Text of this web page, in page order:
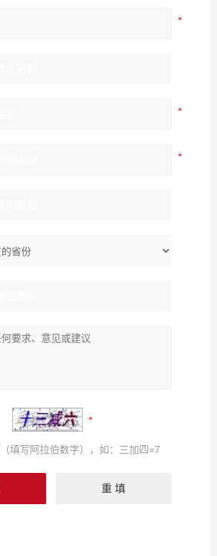
填写阿拉伯数字），如：三加四=7